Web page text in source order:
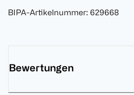
BIPA-Artikelnummer: 629668
Bewertungen